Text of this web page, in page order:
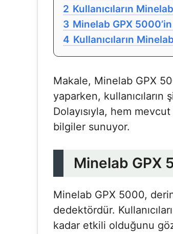
2 Kullanıcıların
3 Minelab GPX
4 Kullanıcıların
Makale, Minelab GPX
yaparken,
Dolayısıyla, hem
bilgiler sunuyor.
Minelab GPX
Minelab GPX 5000,
dedektördür.
kadar etkili olduğunu